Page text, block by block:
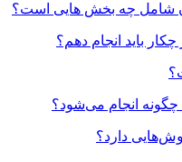
شامل چه بخش هایی است؟
باید انجام دهم؟
انجام می‌شود؟
دارد؟